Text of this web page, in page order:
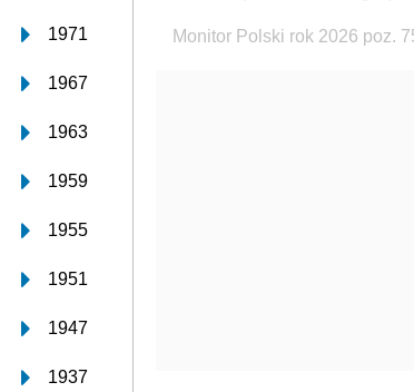
1971
1967
1963
1959
1955
1951
1947
1937
Monitor Polski rok 2026 poz.